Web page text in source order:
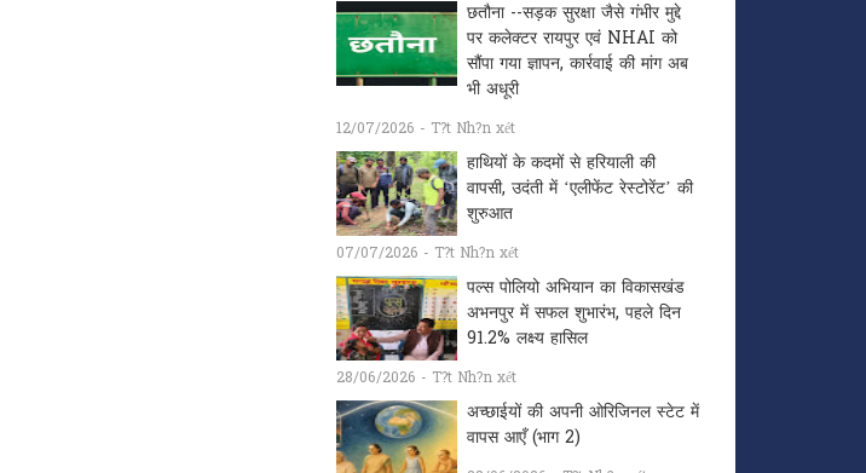
छतौना --सड़क सुरक्षा जैसे गंभीर मुद्दे
पर कलेक्टर रायपुर एवं NHAI को
सौंपा गया ज्ञापन, कार्रवाई की मांग अब
भी अधूरी
12/07/2026 - T?t Nh?n xét
हाथियों के कदमों से हरियाली की
वापसी, उदंती में ‘एलीफेंट रेस्टोरेंट’ की
शुरुआत
07/07/2026 - T?t Nh?n xét
पल्स पोलियो अभियान का विकासखंड
अभनपुर में सफल शुभारंभ, पहले दिन
91.2% लक्ष्य हासिल
28/06/2026 - T?t Nh?n xét
अच्छाईयों की अपनी ओरिजिनल स्टेट में
वापस आएँ (भाग 2)